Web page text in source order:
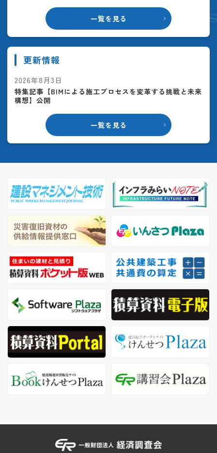
一覧を見る
更新情報
一覧を見る
2026年8月3日
特集記事【BIMによる施工プロセスを変革する挑戦と未来
構想】公開